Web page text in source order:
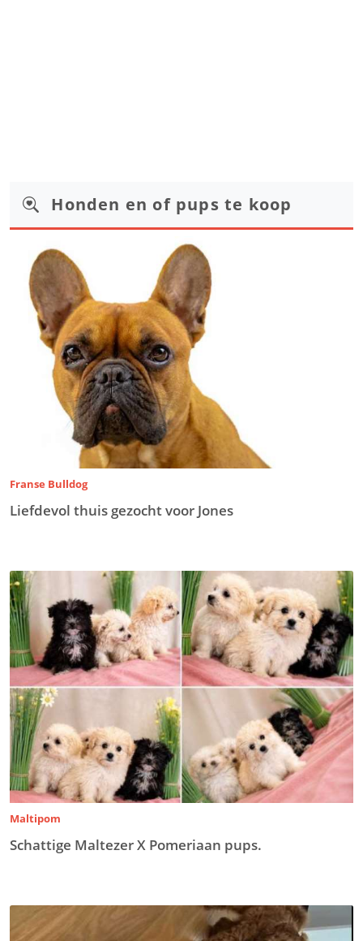
Honden en of pups te koop
Franse Bulldog
Liefdevol thuis gezocht voor Jones
Maltipom
Schattige Maltezer X Pomeriaan pups.